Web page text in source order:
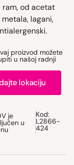
od acetat
lagani,
proizvod možete
u našoj radnji
lokaciju
je
u
Kod:
L2866-
424